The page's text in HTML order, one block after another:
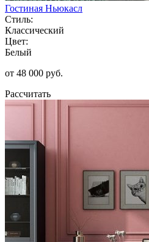
Гостиная Ньюкасл
Стиль:
Классический
Цвет:
Белый
от 48 000 руб.
Рассчитать